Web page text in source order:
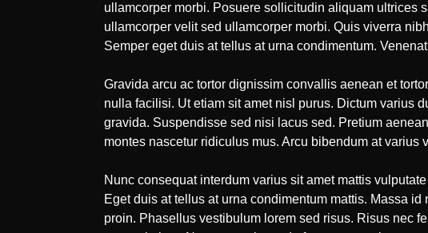
ullamcorper morbi. Posuere sollicitudin aliquam ultrices
ullamcorper velit sed ullamcorper morbi. Quis viverra
Semper eget duis at tellus at urna condimentum.
Gravida arcu ac tortor dignissim convallis aenean et
nulla facilisi. Ut etiam sit amet nisl purus. Dictum varius
gravida. Suspendisse sed nisi lacus sed. Pretium
montes nascetur ridiculus mus. Arcu bibendum at
Nunc consequat interdum varius sit amet mattis
Eget duis at tellus at urna condimentum mattis. Massa
proin. Phasellus vestibulum lorem sed risus. Risus nec